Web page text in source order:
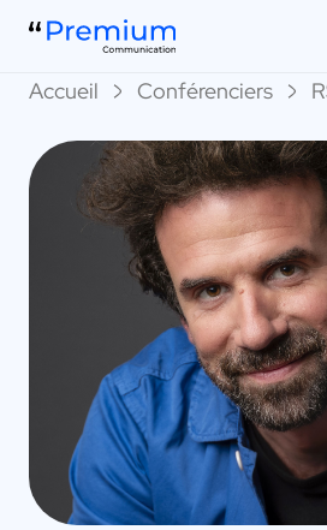
Accueil Conférenciers